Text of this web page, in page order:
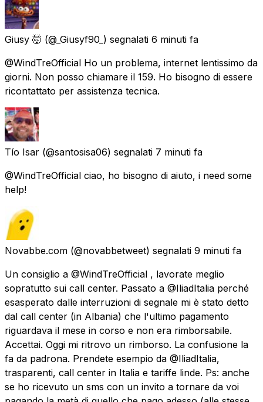
Giusy 🤯 (@_Giusyf90_) segnalati 6 minuti fa
@WindTreOfficial Ho un problema, internet lentissimo da
giorni. Non posso chiamare il 159. Ho bisogno di essere
ricontattato per assistenza tecnica.
Tío Isar (@santosisa06) segnalati 7 minuti fa
@WindTreOfficial ciao, ho bisogno di aiuto, i need some
help!
Novabbe.com (@novabbetweet) segnalati 9 minuti fa
Un consiglio a @WindTreOfficial , lavorate meglio
sopratutto sui call center. Passato a @IliadItalia perché
esasperato dalle interruzioni di segnale mi è stato detto
dal call center (in Albania) che l'ultimo pagamento
riguardava il mese in corso e non era rimborsabile.
Accettai. Oggi mi ritrovo un rimborso. La confusione la
fa da padrona. Prendete esempio da @IliadItalia,
trasparenti, call center in Italia e tariffe linde. Ps: anche
se ho ricevuto un sms con un invito a tornare da voi